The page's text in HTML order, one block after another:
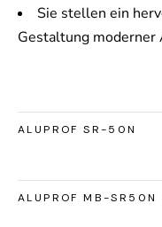
Sie stellen ein
Gestaltung moderner
ALUPROF SR-50N
ALUPROF MB-SR50N